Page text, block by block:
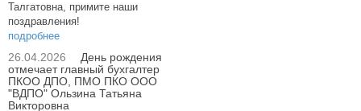
Талгатовна, примите наши
поздравления!
подробнее
26.04.2026
День рождения
отмечает главный бухгалтер
ПКОО ДПО, ПМО ПКО ООО
"ВДПО" Ользина Татьяна
Викторовна